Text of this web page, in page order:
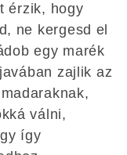
érzik, hogy
ne kergesd el
egy marék
zajlik az
válni,
így